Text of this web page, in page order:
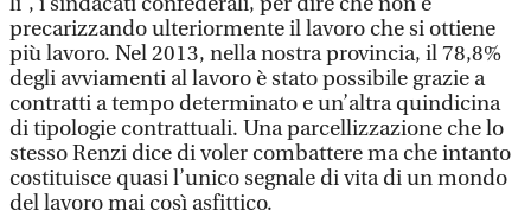
precarizzando ulteriormente il lavoro che si ottiene
più lavoro. Nel 2013, nella nostra provincia, il 78,8%
degli avviamenti al lavoro è stato possibile grazie a
contratti a tempo determinato e un’altra quindicina
di tipologie contrattuali. Una parcellizzazione che lo
stesso Renzi dice di voler combattere ma che intanto
costituisce quasi l’unico segnale di vita di un mondo
del lavoro mai così asfittico.